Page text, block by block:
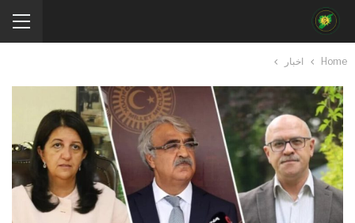
Home اخبار